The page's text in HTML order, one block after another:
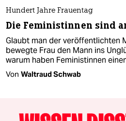
Hundert Jahre Frauentag
Die Feministinnen sind
Glaubt man der veröffentlichten
bewegte Frau den Mann ins
warum haben Feministinnen
Von Waltraud Schwab